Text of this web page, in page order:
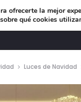
MUEBLES DE DISEÑO
Luces de Navidad
ofrecerte la mejor
qué cookies